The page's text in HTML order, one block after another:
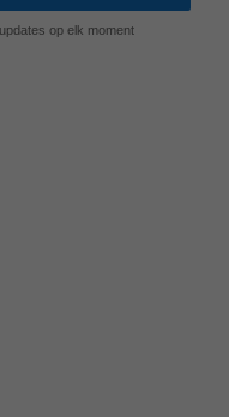
op elk moment